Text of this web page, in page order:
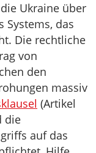
Ukraine über
Systems, das
Die rechtliche
von
den
massiv
(Artikel
die
auf das